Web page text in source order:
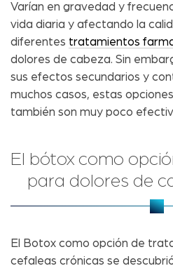
Varían en gravedad y
vida diaria y afectando la
diferentes tratamientos
dolores de cabeza. Sin
sus efectos secundarios y
muchos casos, estas
también son muy poco
El bótox como
para dolores de
El Botox como opción de
cefaleas crónicas se